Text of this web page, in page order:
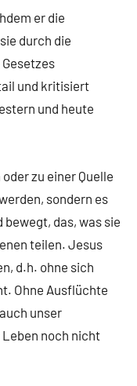
er die
durch die
und kritisiert
und heute
zu einer Quelle
sondern es
bewegt, das, was sie
teilen. Jesus
d.h. ohne sich
Ohne Ausflüchte
unser
noch nicht